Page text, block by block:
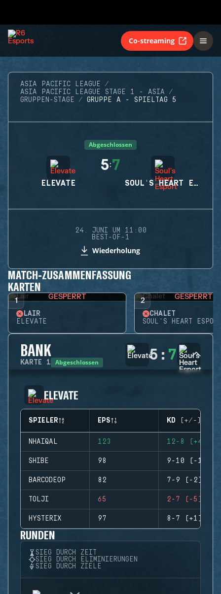
Co-streaming
ASIA PACIFIC LEAGUE
ASIA PACIFIC LEAGUE STAGE 1 - ASIA
GRUPPEN-STAGE
GRUPPE A - SPIELTAG 5
Abgeschlossen
ELEVATE
5:7
SOUL'S HEART ESPORT
24. JUNI UM 11:00
BEST-OF-1
Wiederholung
MATCH-ZUSAMMENFASSUNG
KARTEN
1 GESPERRT
LAIR
ELEVATE
2 GESPERRT
CHALET
SOUL'S HEART ESPORT
BANK
KARTE 1 Abgeschlossen 5 : 7
ELEVATE
SPIELER EPS KD (+/-)
NHAIQAL 123 12-8 (+4)
SHIBE 98 9-10 (-1)
BARCODEOP 82 7-9 (-2)
TOLJI 65 2-7 (-5)
HYSTERIX 97 8-7 (+1)
RUNDEN
SIEG DURCH ZEIT
SIEG DURCH ELIMINIERUNGEN
SIEG DURCH ZIELE